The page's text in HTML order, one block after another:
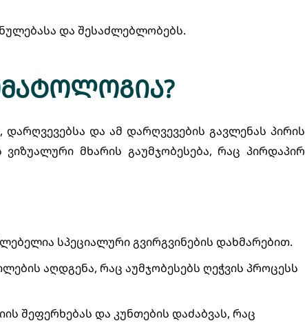
და შესაძლებლობებს.
და ამ დარღვევების გავლენას პირის
მხარის გაუმჯობესება, რაც პირდაპირ
სპეციალური გვირგვინების დახმარებით.
აღდგენა, რაც აუმჯობესებს ღეჭვის პროცესს
შეფერხებას და კუნთების დაძაბვას, რაც